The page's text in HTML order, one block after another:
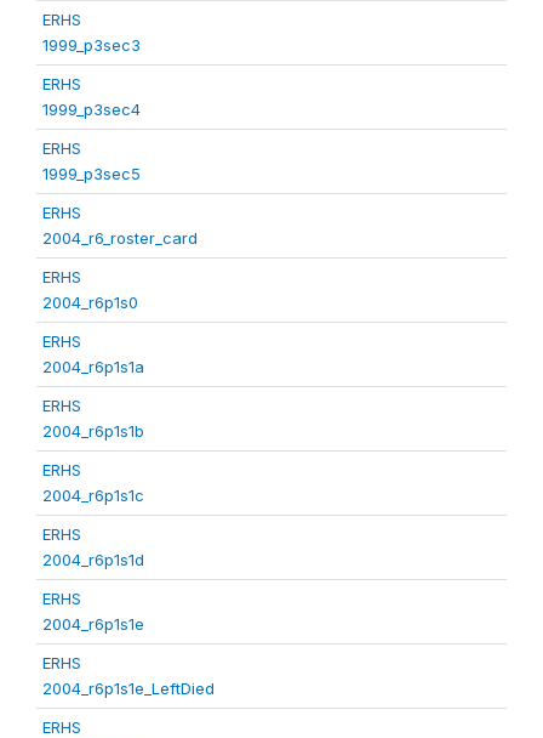
ERHS
1999_p3sec3
ERHS
1999_p3sec4
ERHS
1999_p3sec5
ERHS
2004_r6_roster_card
ERHS
2004_r6p1s0
ERHS
2004_r6p1s1a
ERHS
2004_r6p1s1b
ERHS
2004_r6p1s1c
ERHS
2004_r6p1s1d
ERHS
2004_r6p1s1e
ERHS
2004_r6p1s1e_LeftDied
ERHS